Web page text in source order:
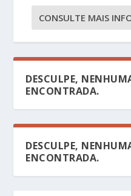
CONSULTE MAIS
DESCULPE,
ENCONTRADA.
DESCULPE,
ENCONTRADA.